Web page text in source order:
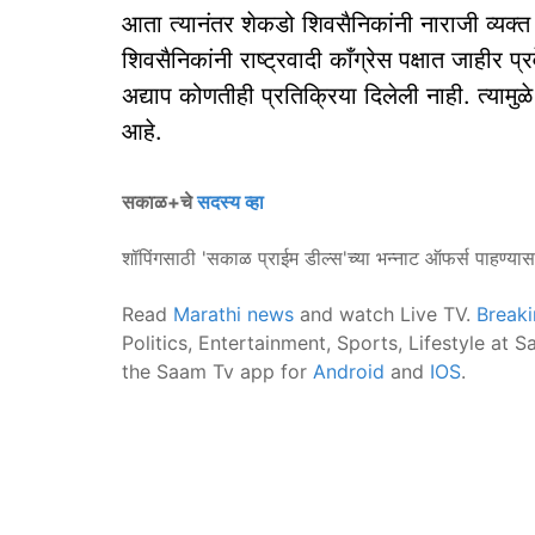
आता त्यानंतर शेकडो शिवसैनिकांनी नाराजी
शिवसैनिकांनी राष्ट्रवादी काँग्रेस पक्षात
अद्याप कोणतीही प्रतिक्रिया दिलेली नाही.
आहे.
सकाळ+चेसदस्य व्हा
शॉपिंगसाठी 'सकाळ प्राईम डील्स'च्या भन्नाट ऑफर्स
Read Marathi news and watch Live TV.
Politics, Entertainment, Sports, Lifestyle at
the Saam Tv app for Android and IOS.